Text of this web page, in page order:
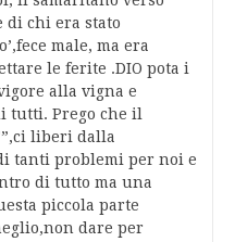
chi era stato
male, ma era
le ferite .DIO pota i
alla vigna e
tutti. Prego che il
liberi dalla
tanti problemi per noi e
di tutto ma una
piccola parte
dare per